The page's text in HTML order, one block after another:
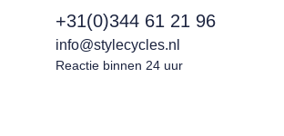
+31(0)344 61 21 96
info@stylecycles.nl
Reactie binnen 24 uur